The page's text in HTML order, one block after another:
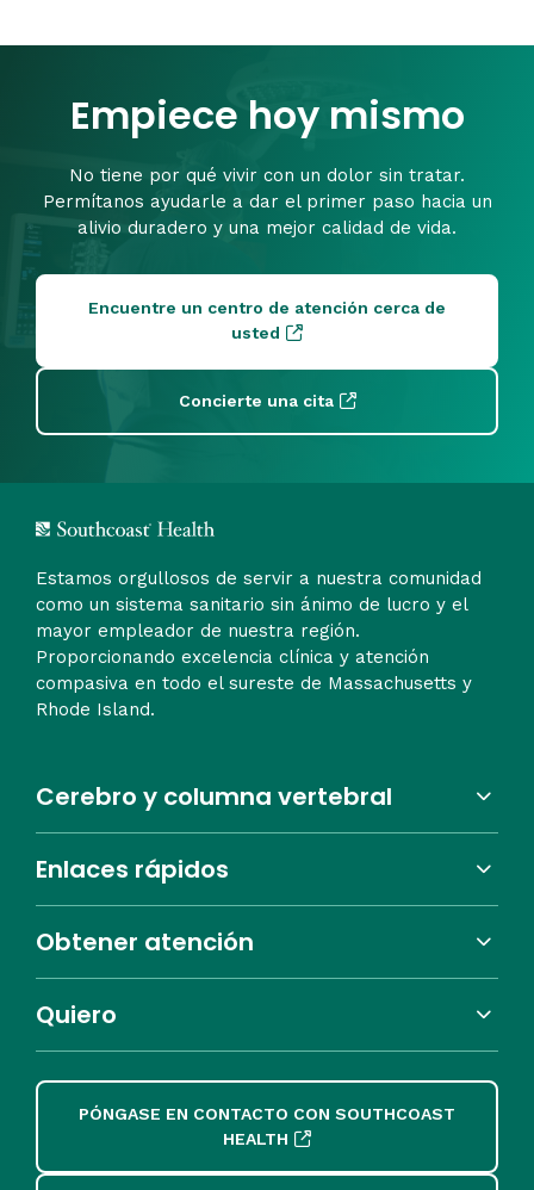
Empiece hoy mismo
No tiene por qué vivir con un dolor sin tratar.
Permítanos ayudarle a dar el primer paso hacia un
alivio duradero y una mejor calidad de vida.
Encuentre un centro de atención cerca de
usted
Concierte una cita
Estamos orgullosos de servir a nuestra comunidad
como un sistema sanitario sin ánimo de lucro y el
mayor empleador de nuestra región.
Proporcionando excelencia clínica y atención
compasiva en todo el sureste de Massachusetts y
Rhode Island.
Cerebro y columna vertebral
Enlaces rápidos
Obtener atención
Quiero
PÓNGASE EN CONTACTO CON SOUTHCOAST
HEALTH